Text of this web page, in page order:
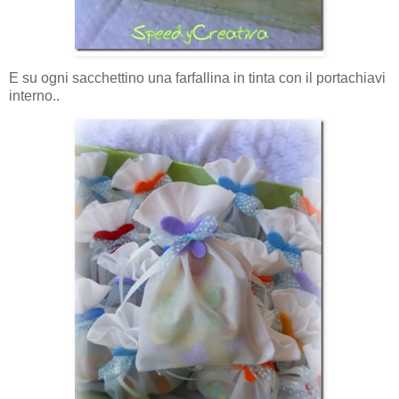
E su ogni sacchettino una farfallina in tinta con il portachiavi
interno..